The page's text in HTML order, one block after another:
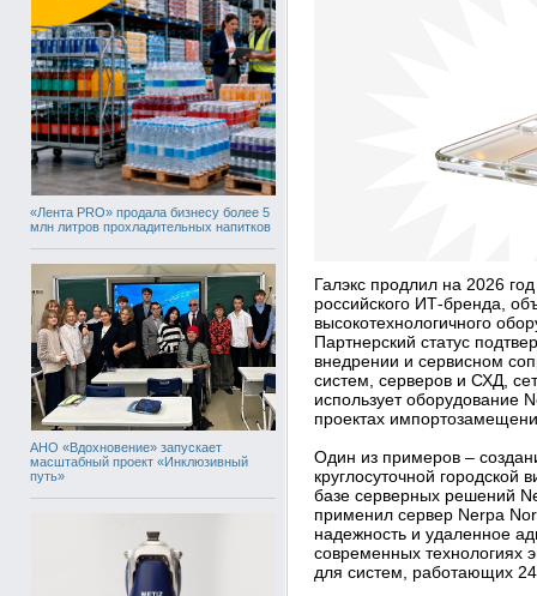
«Лента PRO» продала бизнесу более 5
млн литров прохладительных напитков
АНО «Вдохновение» запускает
масштабный проект «Инклюзивный
путь»
Галэкс продлил на 2026
российского ИТ-бренда,
высокотехнологичного
Партнерский статус
внедрении и сервисном
систем, серверов и СХД,
использует оборудование
проектах
Один из примеров –
круглосуточной городской
базе серверных решений
применил сервер Nerpa
надежность и удаленное
современных технологиях
для систем, работающих